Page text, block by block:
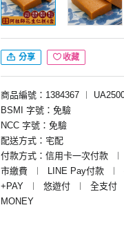
分享 收藏
商品編號：1384367 ︱
BSMI 字號：免驗
NCC 字號：免驗
配送方式：宅配
付款方式：信用卡一次付款
︱
市繳費
︱ LINE Pay付款 ︱
+PAY
︱ 悠遊付 ︱ 全支付
MONEY